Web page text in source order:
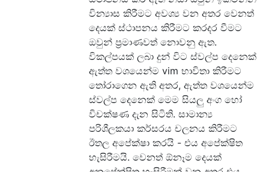
වින්‍යාස කිරීමට අවශ්‍ය වන අතර වෙනත්
දෙයක් ස්ථාපනය කිරීමට කරදර වීමට
ඔවුන් ප්‍රමාණවත් නොවනු ඇත.
විකල්පයක් ලබා දුන් විට ස්වල්ප දෙනෙක්
ඇත්ත වශයෙන්ම vim භාවිතා කිරීමට
තෝරාගෙන ඇති අතර, ඇත්ත වශයෙන්ම
ස්වල්ප දෙනෙක් මෙම සියලු අංග හෝ
විචක්ෂණ දැන සිටිති. සාමාන්‍ය
පරිශීලකයා කර්සරය චලනය කිරීමට
ඊතල අපේක්ෂා කරයි - එය අපේක්ෂිත
හැසිරීමයි. වෙනත් ඕනෑම දෙයක්